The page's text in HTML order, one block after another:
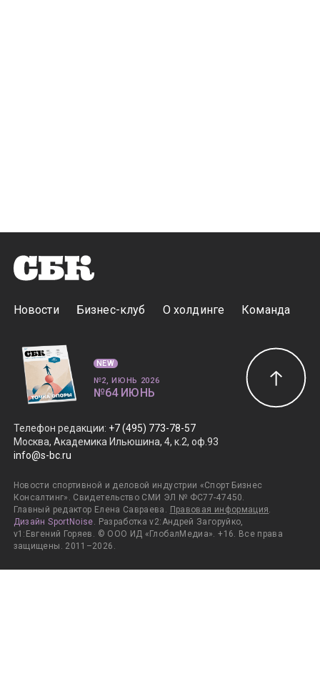
Новости Бизнес-клуб О холдинге Команда
Телефон редакции: +7 (495) 773-78-57
Москва, Академика Ильюшина, 4, к.2, оф.93
info@s-bc.ru
Новости спортивной и деловой индустрии «Спорт Бизнес
Консалтинг». Свидетельство СМИ ЭЛ № ФС77-47450.
Главный редактор Елена Савраева. Правовая информация.
Дизайн SportNoise. Разработка v2:Андрей Загоруйко,
v1:Евгений Горяев. © ООО ИД «ГлобалМедиа». +16. Все права
защищены. 2011–2026.
NEW
№2, ИЮНЬ 2026
№64 ИЮНЬ